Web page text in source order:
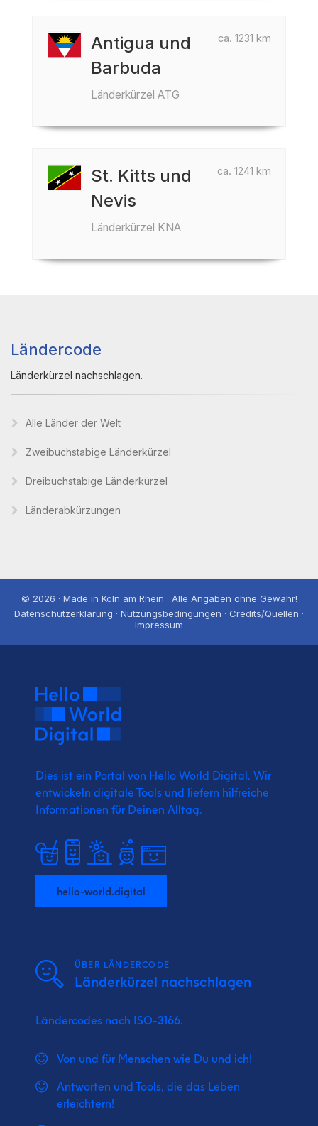
ca. 1231 km
Antigua und
Barbuda
Länderkürzel ATG
ca. 1241 km
St. Kitts und
Nevis
Länderkürzel KNA
Ländercode
Länderkürzel nachschlagen.
Alle Länder der Welt
Zweibuchstabige Länderkürzel
Dreibuchstabige Länderkürzel
Länderabkürzungen
© 2026 · Made in Köln am Rhein · Alle Angaben ohne Gewähr!
Datenschutzerklärung · Nutzungsbedingungen · Credits/Quellen ·
Impressum
Dies ist ein Portal von Hello World Digital. Wir
entwickeln digitale Tools und liefern hilfreiche
Informationen für Deinen Alltag.
hello-world.digital
ÜBER LÄNDERCODE
Länderkürzel nachschlagen
Ländercodes nach ISO-3166.
Von und für Menschen wie Du und ich!
Antworten und Tools, die das Leben
erleichtern!